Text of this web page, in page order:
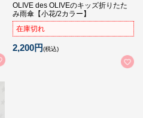
OLIVE des OLIVEのキッズ折りたた
み雨傘【小花/2カラー】
在庫切れ
2,200円(税込)